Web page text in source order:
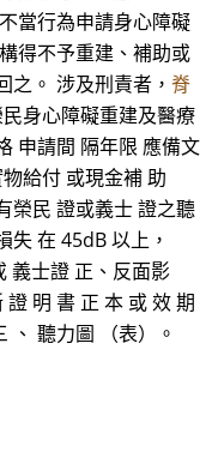
當行為申請身心障礙
得不予重建、補助或
之。 涉及刑責者， 脊
身心障礙重建及醫療
申請間 隔年限 應備文
給付 或現金補 助
榮民 證或義士 證之聽
失 在 45dB 以上，
義士證 正、反面影
明 書 正 本 或 效 期
、 聽力圖 （表）。